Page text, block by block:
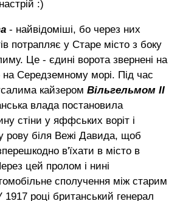
:)
- найвідоміші, бо через них
потрапляє у Старе місто з боку
Це - єдині ворота звернені на
Середземному морі. Під час
кайзером Вільгельмом II
влада постановила
стіни у яффських воріт і
рову біля Вежі Давида, щоб
в'їхати в місто в
цей пролом і нині
сполучення між старим
році британський генерал